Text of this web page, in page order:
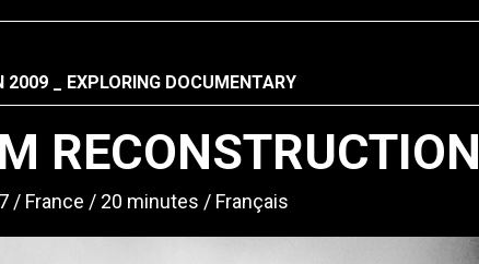
2009 EXPLORING DOCUMENTARY
RECONSTRUCTION
France 20 minutes Français